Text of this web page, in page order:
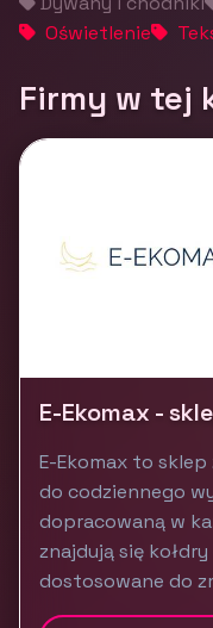
Oświetlenie
Firmy w tej
E-Ekomax -
E-Ekomax to
do codziennego
dopracowaną w
znajdują się
dostosowane do